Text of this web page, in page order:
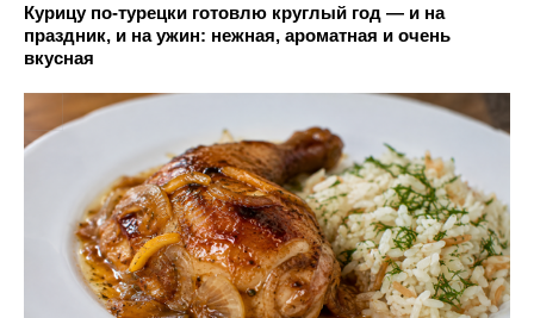
Курицу по-турецки готовлю круглый год — и на
праздник, и на ужин: нежная, ароматная и очень
вкусная